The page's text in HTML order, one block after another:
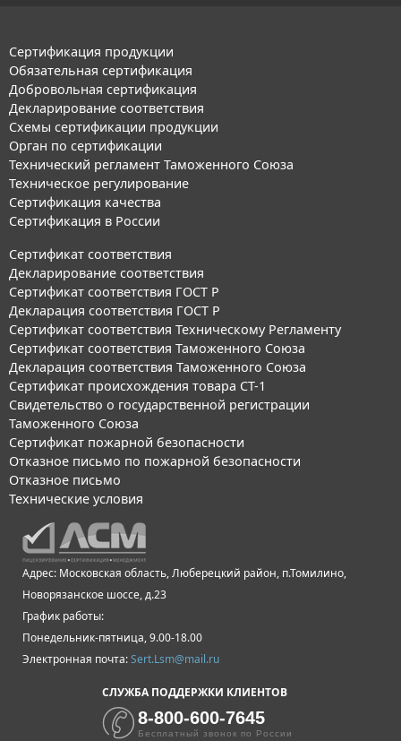
Сертификация продукции
Обязательная сертификация
Добровольная сертификация
Декларирование соответствия
Схемы сертификации продукции
Орган по сертификации
Технический регламент Таможенного Союза
Техническое регулирование
Сертификация качества
Сертификация в России
Сертификат соответствия
Декларирование соответствия
Сертификат соответствия ГОСТ Р
Декларация соответствия ГОСТ Р
Сертификат соответствия Техническому Регламенту
Сертификат соответствия Таможенного Союза
Декларация соответствия Таможенного Союза
Сертификат происхождения товара СТ-1
Свидетельство о государственной регистрации
Таможенного Союза
Сертификат пожарной безопасности
Отказное письмо по пожарной безопасности
Отказное письмо
Технические условия
Адрес: Московская область, Люберецкий район, п.Томилино,
Новорязанское шоссе, д.23
График работы:
Понедельник-пятница, 9.00-18.00
Электронная почта:Sert.Lsm@mail.ru
СЛУЖБА ПОДДЕРЖКИ КЛИЕНТОВ
8-800-600-7645
Бесплатный звонок по России